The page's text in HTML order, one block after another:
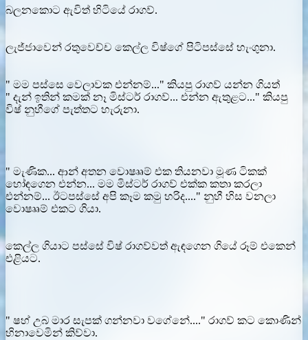
බලනකොට ඇවිත් හිටියේ රාගව්.
ලැජ්ජාවෙන් රතුවෙච්ච කෙල්ල විෂ්ගේ පිටිපස්සේ හැංගුනා.
" මම පස්සෙ වෙලාවක එන්නම්..." කියපු රාගව් යන්න ගියත්
" දැන් ඉතින් කමක් නෑ මිස්ටර් රාගව්... එන්න ඇතුළට..." කියපු
විෂ් නුහීගේ පැත්තට හැරුනා.
" මැණික... ආන් අතන වොෂෲම් එක තියනවා මූණ ටිකක්
හෝඳගෙන එන්න... මම මිස්ටර් රාගව් එක්ක කතා කරලා
එන්නම්... ඊටපස්සේ අපි කෑම කමු හරිද...." නුහී හිස වනලා
වොෂෲම් එකට ගියා.
කෙල්ල ගියාට පස්සේ විෂ් රාගව්වත් ඇඳගෙන ගියේ රූම් එකෙන්
එළියට.
" ෂහ් උබ මාර සැපක් ගන්නවා වගේනේ...." රාගව් කට කොණින්
හිනාවෙමින් කිව්වා.